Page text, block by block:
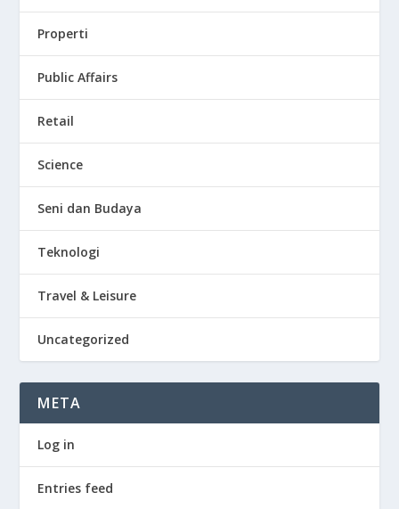
Properti
Public Affairs
Retail
Science
Seni dan Budaya
Teknologi
Travel & Leisure
Uncategorized
META
Log in
Entries feed